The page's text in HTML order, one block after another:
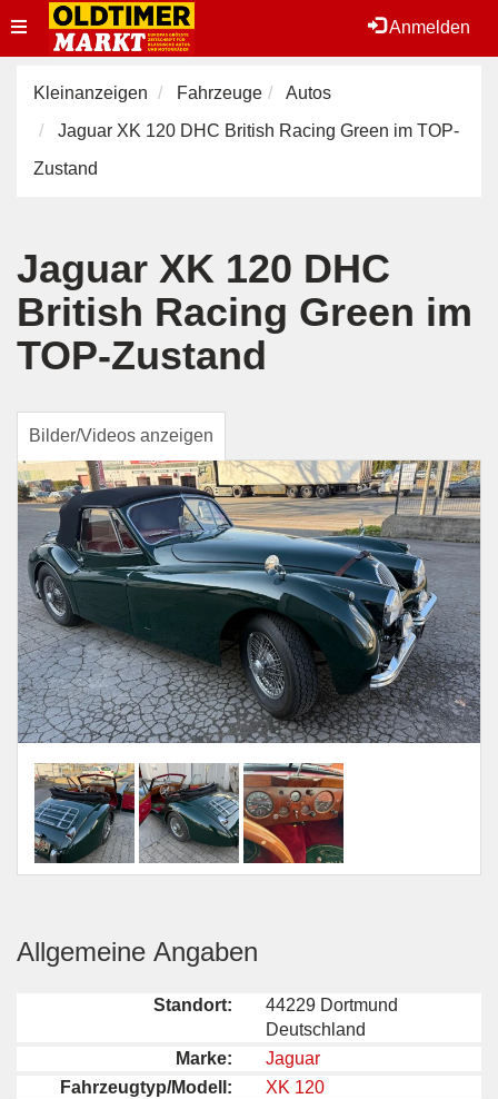
Anmelden
Toggle
navigation
Kleinanzeigen Fahrzeuge
Autos
Jaguar XK 120 DHC British Racing Green im TOP-
Zustand
Jaguar XK 120 DHC
British Racing Green im
TOP-Zustand
Bilder/Videos anzeigen
Allgemeine Angaben
Standort:
44229 Dortmund
Deutschland
Marke:
Jaguar
Fahrzeugtyp/Modell:
XK 120